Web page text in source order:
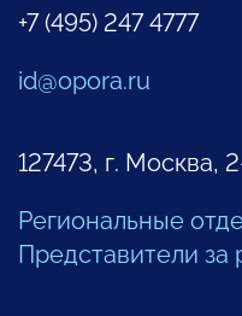
+7 (495) 247 4777
id@opora.ru
127473, г. Москва,
Региональные
Представители